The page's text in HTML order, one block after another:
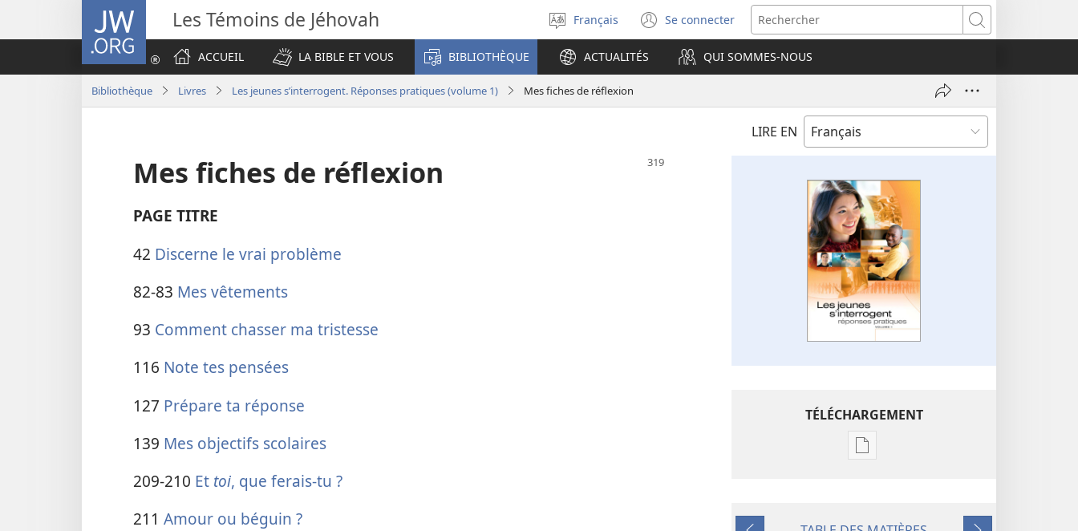
JW.ORG Les Témoins de Jéhovah
Sélectionner
la
langue
Français Se connecter
(ouvre
une
nouvelle
fenêtre)
Rechercher
ACCUEIL
LA BIBLE ET VOUS BIBLIOTHÈQUE ACTUALITÉS QUI SOMMES-NOUS
Bibliothèque Livres Les jeunes s’interrogent. Réponses pratiques (volume 1) Mes fiches de réflexion
LIRE EN
Mes fiches de réflexion
PAGE TITRE
42 Discerne le vrai problème
82-83 Mes vêtements
93 Comment chasser ma tristesse
116 Note tes pensées
127 Prépare ta réponse
139 Mes objectifs scolaires
209-210 Et toi, que ferais-​tu ?
211 Amour ou béguin ?
TÉLÉCHARGEMENT
Options